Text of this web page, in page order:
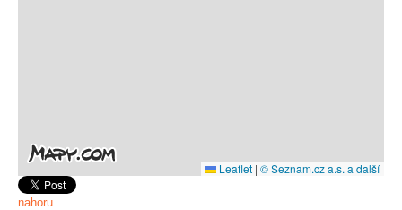
Leaflet | © Seznam.cz a.s. a další
nahoru